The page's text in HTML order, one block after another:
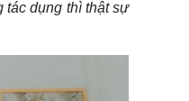
tác dụng thì thật sự